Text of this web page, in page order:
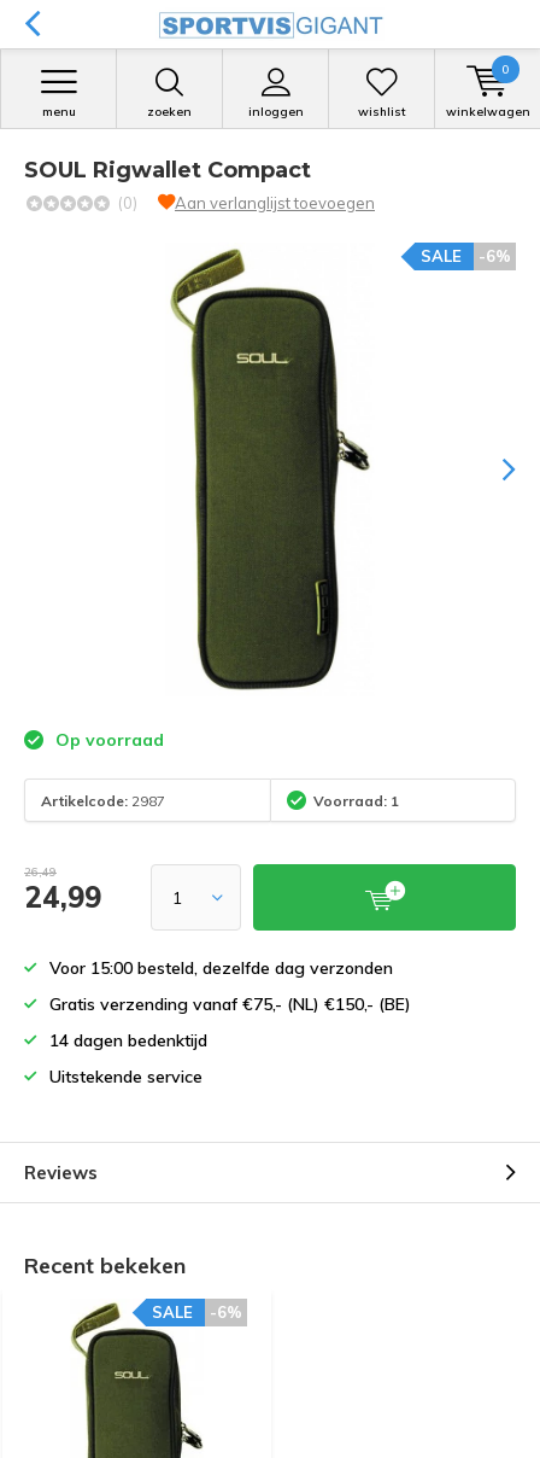
zoeken inloggen
menu wishlist winkelwagen
0
SOUL Rigwallet Compact
(0) Aan verlanglijst toevoegen
-6%
SALE
Op voorraad
Artikelcode: 2987 Voorraad: 1
26,49
24,99
Voor 15:00 besteld, dezelfde dag verzonden
Gratis verzending vanaf €75,- (NL) €150,- (BE)
14 dagen bedenktijd
Uitstekende service
Reviews
Recent bekeken
-6%
SALE